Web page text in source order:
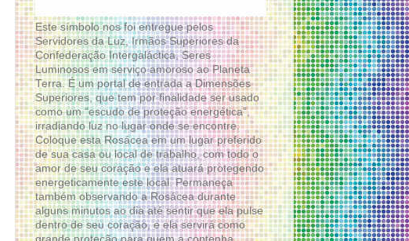
Este símbolo nos foi entregue pelos
Servidores da Luz, Irmãos Superiores da
Confederação Intergaláctica, Seres
Luminosos em serviço amoroso ao Planeta
Terra. É um portal de entrada a Dimensões
Superiores, que tem por finalidade ser usado
como um “escudo de proteção energética”,
irradiando luz no lugar onde se encontre.
Coloque esta Rosácea em um lugar preferido
de sua casa ou local de trabalho, com todo o
amor de seu coração e ela atuará protegendo
energeticamente este local. Permaneça
também observando a Rosácea durante
alguns minutos ao dia até sentir que ela pulse
dentro de seu coração, e ela servirá como
grande proteção para quem a contenha